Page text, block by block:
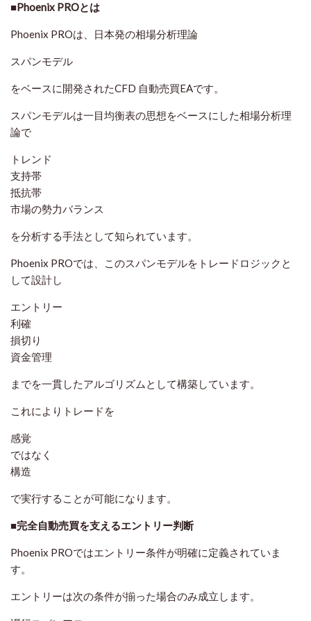
■Phoenix PROとは
Phoenix PROは、日本発の相場分析理論
スパンモデル
をベースに開発されたCFD 自動売買EAです。
スパンモデルは一目均衡表の思想をベースにした相場分析理
論で
トレンド
支持帯
抵抗帯
市場の勢力バランス
を分析する手法として知られています。
Phoenix PROでは、このスパンモデルをトレードロジックと
して設計し
エントリー
利確
損切り
資金管理
までを一貫したアルゴリズムとして構築しています。
これによりトレードを
感覚
ではなく
構造
で実行することが可能になります。
■完全自動売買を支えるエントリー判断
Phoenix PROではエントリー条件が明確に定義されていま
す。
エントリーは次の条件が揃った場合のみ成立します。